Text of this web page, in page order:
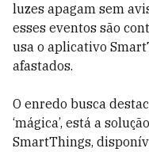
luzes apagam sem
esses eventos são
usa o aplicativo
afastados.
O enredo busca
‘mágica’, está a
SmartThings,